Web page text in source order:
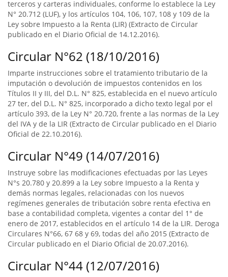
terceros y carteras individuales, conforme lo establece la Ley
N° 20.712 (LUF), y los artículos 104, 106, 107, 108 y 109 de la
Ley sobre Impuesto a la Renta (LIR) (Extracto de Circular
publicado en el Diario Oficial de 14.12.2016).
Circular N°62 (18/10/2016)
Imparte instrucciones sobre el tratamiento tributario de la
imputación o devolución de impuestos contenidos en los
Títulos II y III, del D.L. N° 825, establecida en el nuevo artículo
27 ter, del D.L. N° 825, incorporado a dicho texto legal por el
artículo 393, de la Ley N° 20.720, frente a las normas de la Ley
del IVA y de la LIR (Extracto de Circular publicado en el Diario
Oficial de 22.10.2016).
Circular N°49 (14/07/2016)
Instruye sobre las modificaciones efectuadas por las Leyes
N°s 20.780 y 20.899 a la Ley sobre Impuesto a la Renta y
demás normas legales, relacionadas con los nuevos
regímenes generales de tributación sobre renta efectiva en
base a contabilidad completa, vigentes a contar del 1° de
enero de 2017, establecidos en el artículo 14 de la LIR. Deroga
Circulares N°66, 67 68 y 69, todas del año 2015 (Extracto de
Circular publicado en el Diario Oficial de 20.07.2016).
Circular N°44 (12/07/2016)